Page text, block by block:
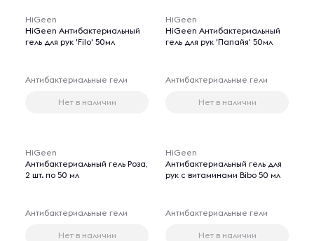
HiGeen
HiGeen Aнтибактериальный
гель для рук 'Filo' 50мл
Антибактериальные гели
Нет в наличии
HiGeen
HiGeen Антибактериальный
гель для рук 'Папайя' 50мл
Антибактериальные гели
Нет в наличии
HiGeen
Антибактериальный гель Роза,
2 шт. по 50 мл
Антибактериальные гели
Нет в наличии
HiGeen
Aнтибактериальный гель для
рук с витаминами Bibo 50 мл
Антибактериальные гели
Нет в наличии